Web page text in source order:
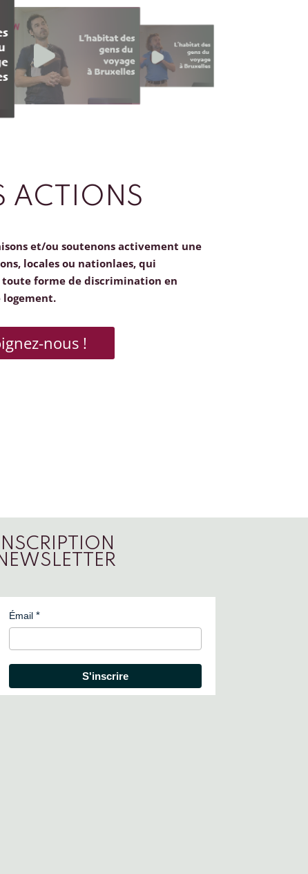
ACTIONS
et/ou soutenons activement une
locales ou nationlaes, qui
forme de discrimination en
nous !
INSCRIPTION
Émail
S'inscrire